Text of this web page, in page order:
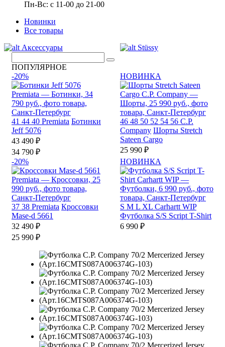
Пн-Вс: с 11-00 до 21-00
Новинки
Все товары
Аксессуары
Stüssy
ПОПУЛЯРНОЕ
-20%
41 44 40 Premiata Ботинки
Jeff 5076
43 490 ₽
34 790 ₽
НОВИНКА
46 48 50 52 54 56 C.P.
Company Шорты Stretch
Sateen Cargo
25 990 ₽
-20%
37 38 Premiata Кроссовки
Mase-d 5661
32 490 ₽
25 990 ₽
НОВИНКА
S M L XL Carhartt WIP
Футболка S/S Script T-Shirt
6 990 ₽